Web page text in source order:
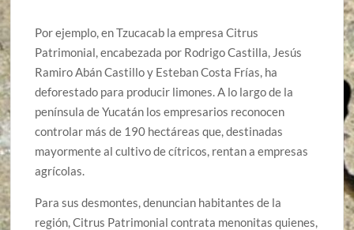
Por ejemplo, en Tzucacab la empresa Citrus
Patrimonial, encabezada por Rodrigo Castilla, Jesús
Ramiro Abán Castillo y Esteban Costa Frías, ha
deforestado para producir limones. A lo largo de la
península de Yucatán los empresarios reconocen
controlar más de 190 hectáreas que, destinadas
mayormente al cultivo de cítricos, rentan a empresas
agrícolas.
Para sus desmontes, denuncian habitantes de la
región, Citrus Patrimonial contrata menonitas quienes,